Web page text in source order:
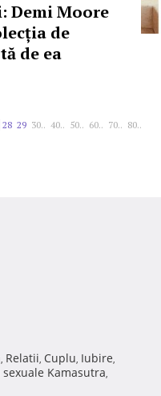
Demi Moore
de
de ea
28 29 30.. 40.. 50.. 60.. 70.. 80..
, Relatii, Cuplu, Iubire,
sexuale Kamasutra,